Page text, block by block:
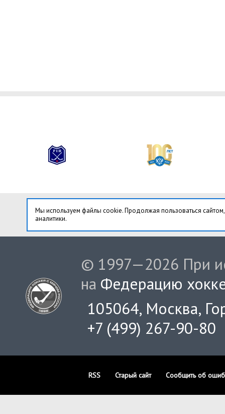
Мы используем файлы cookie. Продолжая пользоваться
аналитики.
© 1997—2026 При
на Федерацию
105064, Москва,
+7 (499) 267-90-80
RSS Старый сайт Сообщить об